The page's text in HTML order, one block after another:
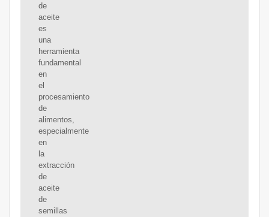
de
aceite
es
una
herramienta
fundamental
en
el
procesamiento
de
alimentos,
especialmente
en
la
extracción
de
aceite
de
semillas